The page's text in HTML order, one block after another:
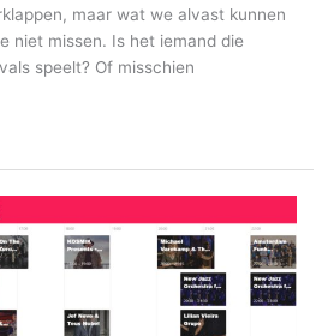
maar wat we alvast kunnen
niet missen. Is het iemand die
speelt? Of misschien